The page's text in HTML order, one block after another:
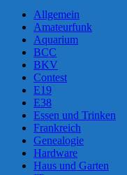
Allgemein
Amateurfunk
Aquarium
BCC
BKV
Contest
E19
E38
Essen und Trinken
Frankreich
Genealogie
Hardware
Haus und Garten